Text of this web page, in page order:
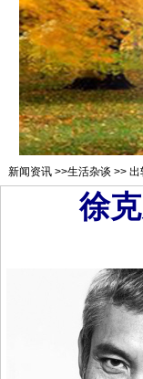
新闻资讯 >>生活杂谈 >> 出
徐